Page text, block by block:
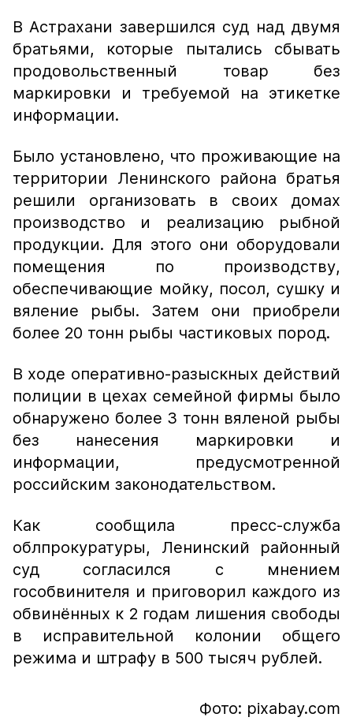
В Астрахани завершился суд над двумя
братьями, которые пытались сбывать
продовольственный товар без
маркировки и требуемой на этикетке
информации.
Было установлено, что проживающие на
территории Ленинского района братья
решили организовать в своих домах
производство и реализацию рыбной
продукции. Для этого они оборудовали
помещения по производству,
обеспечивающие мойку, посол, сушку и
вяление рыбы. Затем они приобрели
более 20 тонн рыбы частиковых пород.
В ходе оперативно-разыскных действий
полиции в цехах семейной фирмы было
обнаружено более 3 тонн вяленой рыбы
без нанесения маркировки и
информации, предусмотренной
российским законодательством.
Как сообщила пресс-служба
облпрокуратуры, Ленинский районный
суд согласился с мнением
гособвинителя и приговорил каждого из
обвинённых к 2 годам лишения свободы
в исправительной колонии общего
режима и штрафу в 500 тысяч рублей.
Фото: pixabay.com